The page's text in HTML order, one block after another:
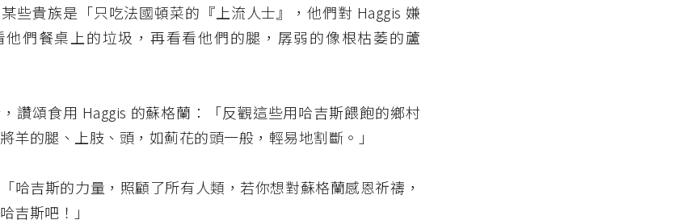
些貴族是「只吃法國頓菜的『上流人士』，他們對 Haggis 嫌
他們餐桌上的垃圾，再看看他們的腿，孱弱的像根枯萎的蘆
讚頌食用 Haggis 的蘇格蘭：「反觀這些用哈吉斯餵飽的鄉村
羊的腿、上肢、頭，如薊花的頭一般，輕易地割斷。」
哈吉斯的力量，照顧了所有人類，若你想對蘇格蘭感恩祈禱，
吉斯吧！」